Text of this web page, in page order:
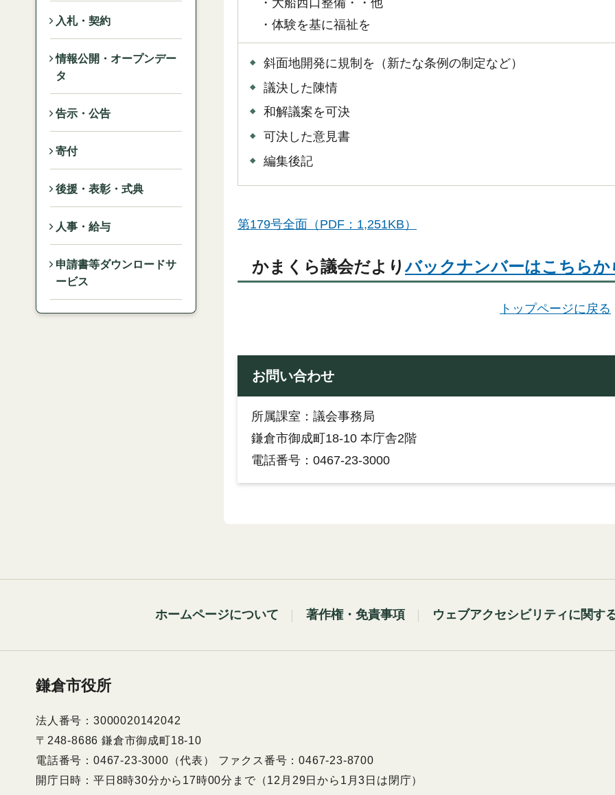
入札・契約
情報公開・オープンデー
タ
告示・公告
寄付
後援・表彰・式典
人事・給与
申請書等ダウンロードサ
ービス
・体験を基に福祉を
斜面地開発に規制を（新たな条例の制定など）
議決した陳情
和解議案を可決
可決した意見書
編集後記
第179号全面（PDF：1,251KB）
かまくら議会だよりバックナンバーはこちらか
トップページに戻る
お問い合わせ
所属課室：議会事務局
鎌倉市御成町18-10 本庁舎2階
電話番号：0467-23-3000
ホームページについて 著作権・免責事項 ウェブアクセシビリティに関す
鎌倉市役所
法人番号：3000020142042
〒248-8686 鎌倉市御成町18-10
電話番号：0467-23-3000（代表） ファクス番号：0467-23-8700
開庁日時：平日8時30分から17時00分まで（12月29日から1月3日は閉庁）